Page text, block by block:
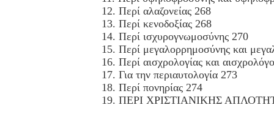
12. Περί αλαζονείας 268
13. Περί κενοδοξίας 268
14. Περί ισχυρογνωμοσύνης 270
15. Περί μεγαλορρημοσύνης και
16. Περί αισχρολογίας και
17. Για την περιαυτολογία 273
18. Περί πονηρίας 274
19. ΠΕΡΙ ΧΡΙΣΤΙΑΝΙΚΗΣ